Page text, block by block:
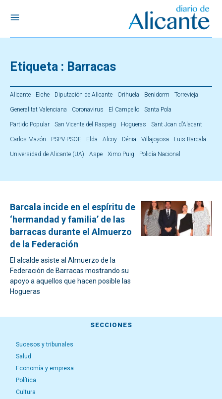
Etiqueta : Barracas
Alicante Elche Diputación de Alicante Orihuela Benidorm Torrevieja
Generalitat Valenciana Coronavirus El Campello Santa Pola
Partido Popular San Vicente del Raspeig Hogueras Sant Joan d’Alacant
Carlos Mazón PSPV-PSOE Elda Alcoy Dénia Villajoyosa Luis Barcala
Universidad de Alicante (UA) Aspe Ximo Puig Policía Nacional
Barcala incide en el espíritu de
‘hermandad y familia’ de las
barracas durante el Almuerzo
de la Federación
El alcalde asiste al Almuerzo de la
Federación de Barracas mostrando su
apoyo a aquellos que hacen posible las
Hogueras
SECCIONES
Sucesos y tribunales
Salud
Economía y empresa
Política
Cultura